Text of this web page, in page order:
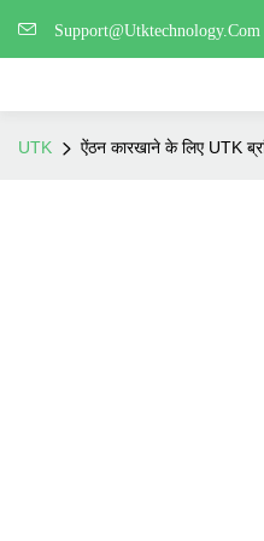
UTK ऐंठन कारखाने के लिए UTK